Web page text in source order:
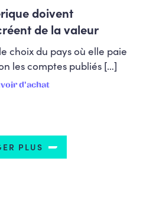
doivent
de la valeur
choix du pays où elle paie
les comptes publiés […]
d'achat
PLUS